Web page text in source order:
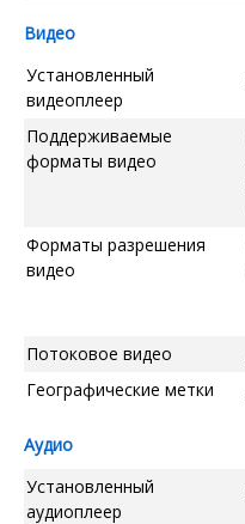
Видео
Установленный
видеоплеер
Поддерживаемые
форматы видео
Форматы разрешения
видео
Потоковое видео
Географические метки
Аудио
Установленный
аудиоплеер